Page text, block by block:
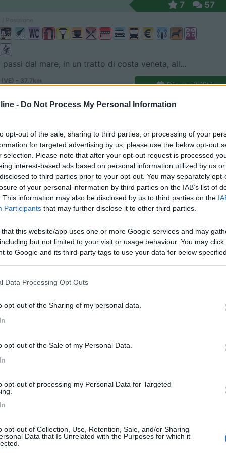
- Do Not Process My Personal Information
opt-out of the sale, sharing to third parties, or processing of your
for targeted advertising by us, please use the below opt-out
selection. Please note that after your opt-out request is processed
interest-based ads based on personal information utilized by us
to third parties prior to your opt-out. You may separately
of your personal information by third parties on the IAB’s list of
This information may also be disclosed by us to third parties on the
Participants that may further disclose it to other third parties.
that this website/app uses one or more Google services and may
but not limited to your visit or usage behaviour. You may
to Google and its third-party tags to use your data for below
Data Processing Opt Outs
opt-out of the Sharing of my personal data.
opt-out of the Sale of my Personal Data.
opt-out of processing my Personal Data for Targeted
opt-out of Collection, Use, Retention, Sale, and/or Sharing
Data that Is Unrelated with the Purposes for which it
7 57
passi dal mare, in un tratto di costa veneta, all...
- 37.7km
Disponibilità
Parco naturale del Reghena, l'agricampeggio d...
(VE) - 7.2km
15 - Frazione di Summaga
/ Posizione
Caserma Carabinieri, vicino al centro, access...
Posizione
sosta condiviso con auto, senza servizi camper.
(VE) - 8.3km
7,2